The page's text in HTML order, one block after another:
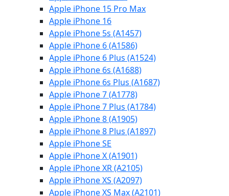
Apple iPhone 15 Pro Max
Apple iPhone 16
Apple iPhone 5s (A1457)
Apple iPhone 6 (A1586)
Apple iPhone 6 Plus (A1524)
Apple iPhone 6s (A1688)
Apple iPhone 6s Plus (A1687)
Apple iPhone 7 (A1778)
Apple iPhone 7 Plus (A1784)
Apple iPhone 8 (A1905)
Apple iPhone 8 Plus (A1897)
Apple iPhone SE
Apple iPhone X (A1901)
Apple iPhone XR (A2105)
Apple iPhone XS (A2097)
Apple iPhone XS Max (A2101)